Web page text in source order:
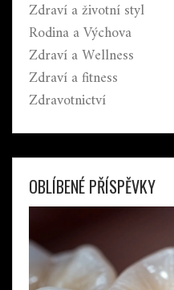
Zdraví a životní styl
Rodina a Výchova
Zdraví a Wellness
Zdraví a fitness
Zdravotnictví
OBLÍBENÉ PŘÍSPĚVKY